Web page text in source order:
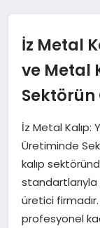
GÜNDEM
MAGAZIN
SAĞLIK
TEKNOLOJI
İz Metal
ve Metal
Sektörün
İz Metal Kalıp:
Üretiminde
kalıp
üretici
profesyonel